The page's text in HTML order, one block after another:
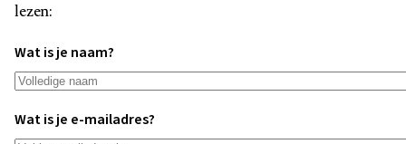
lezen:
Wat is je naam?
Wat is je e-mailadres?